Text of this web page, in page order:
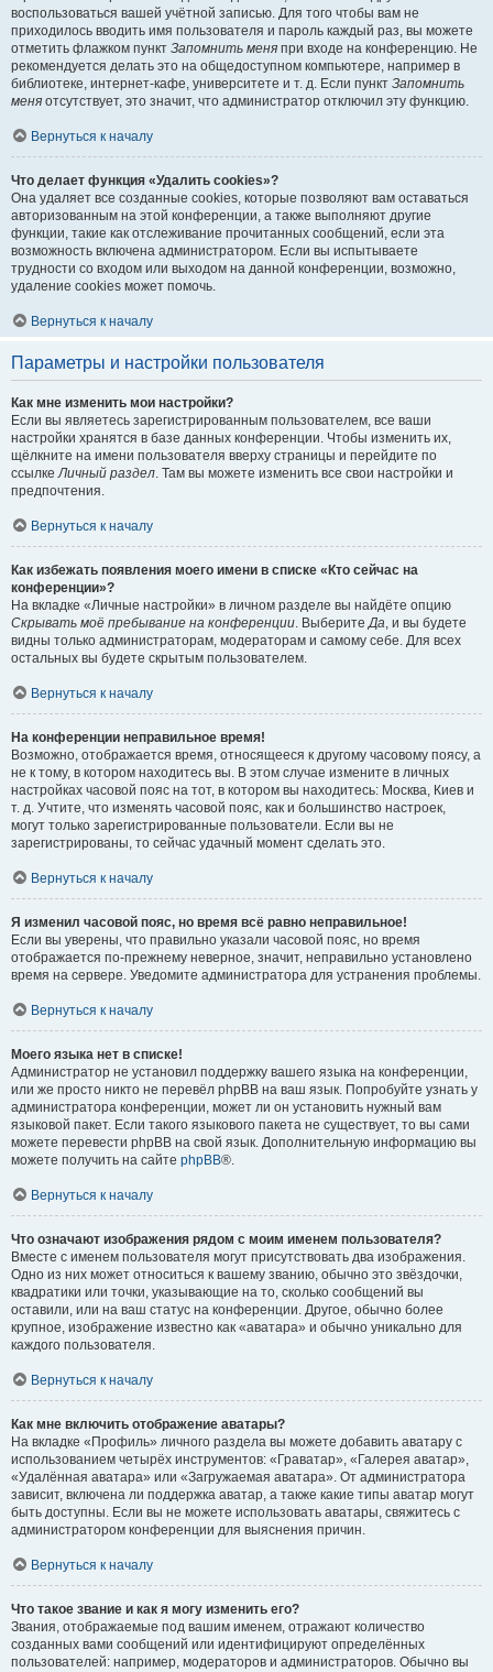
воспользоваться вашей учётной записью. Для того чтобы вам не
приходилось вводить имя пользователя и пароль каждый раз, вы можете
отметить флажком пункт Запомнить меня при входе на конференцию. Не
рекомендуется делать это на общедоступном компьютере, например в
библиотеке, интернет-кафе, университете и т. д. Если пункт Запомнить
меня отсутствует, это значит, что администратор отключил эту функцию.
Вернуться к началу
Что делает функция «Удалить cookies»?
Она удаляет все созданные cookies, которые позволяют вам оставаться
авторизованным на этой конференции, а также выполняют другие
функции, такие как отслеживание прочитанных сообщений, если эта
возможность включена администратором. Если вы испытываете
трудности со входом или выходом на данной конференции, возможно,
удаление cookies может помочь.
Вернуться к началу
Параметры и настройки пользователя
Как мне изменить мои настройки?
Если вы являетесь зарегистрированным пользователем, все ваши
настройки хранятся в базе данных конференции. Чтобы изменить их,
щёлкните на имени пользователя вверху страницы и перейдите по
ссылкеЛичный раздел. Там вы можете изменить все свои настройки и
предпочтения.
Вернуться к началу
Как избежать появления моего имени в списке «Кто сейчас на
конференции»?
На вкладке «Личные настройки» в личном разделе вы найдёте опцию
Скрывать моё пребывание на конференции. ВыберитеДа, и вы будете
видны только администраторам, модераторам и самому себе. Для всех
остальных вы будете скрытым пользователем.
Вернуться к началу
На конференции неправильное время!
Возможно, отображается время, относящееся к другому часовому поясу, а
не к тому, в котором находитесь вы. В этом случае измените в личных
настройках часовой пояс на тот, в котором вы находитесь: Москва, Киев и
т. д. Учтите, что изменять часовой пояс, как и большинство настроек,
могут только зарегистрированные пользователи. Если вы не
зарегистрированы, то сейчас удачный момент сделать это.
Вернуться к началу
Я изменил часовой пояс, но время всё равно неправильное!
Если вы уверены, что правильно указали часовой пояс, но время
отображается по-прежнему неверное, значит, неправильно установлено
время на сервере. Уведомите администратора для устранения проблемы.
Вернуться к началу
Моего языка нет в списке!
Администратор не установил поддержку вашего языка на конференции,
или же просто никто не перевёл phpBB на ваш язык. Попробуйте узнать у
администратора конференции, может ли он установить нужный вам
языковой пакет. Если такого языкового пакета не существует, то вы сами
можете перевести phpBB на свой язык. Дополнительную информацию вы
можете получить на сайте phpBB®.
Вернуться к началу
Что означают изображения рядом с моим именем пользователя?
Вместе с именем пользователя могут присутствовать два изображения.
Одно из них может относиться к вашему званию, обычно это звёздочки,
квадратики или точки, указывающие на то, сколько сообщений вы
оставили, или на ваш статус на конференции. Другое, обычно более
крупное, изображение известно как «аватара» и обычно уникально для
каждого пользователя.
Вернуться к началу
Как мне включить отображение аватары?
На вкладке «Профиль» личного раздела вы можете добавить аватару с
использованием четырёх инструментов: «Граватар», «Галерея аватар»,
«Удалённая аватара» или «Загружаемая аватара». От администратора
зависит, включена ли поддержка аватар, а также какие типы аватар могут
быть доступны. Если вы не можете использовать аватары, свяжитесь с
администратором конференции для выяснения причин.
Вернуться к началу
Что такое звание и как я могу изменить его?
Звания, отображаемые под вашим именем, отражают количество
созданных вами сообщений или идентифицируют определённых
пользователей: например, модераторов и администраторов. Обычно вы